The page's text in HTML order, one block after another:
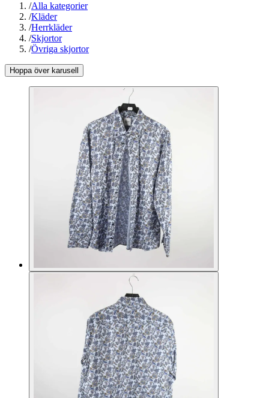
/Alla kategorier
/Kläder
/Herrkläder
/Skjortor
/Övriga skjortor
Hoppa över karusell